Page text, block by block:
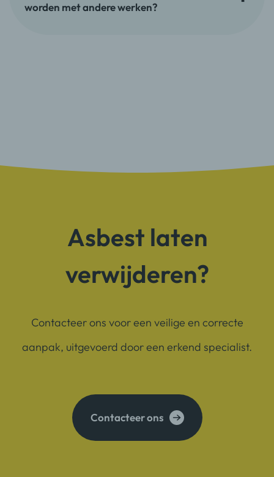
worden met andere werken?
Asbest laten
verwijderen?
Contacteer ons voor een veilige en correcte
aanpak, uitgevoerd door een erkend specialist.
Contacteer ons